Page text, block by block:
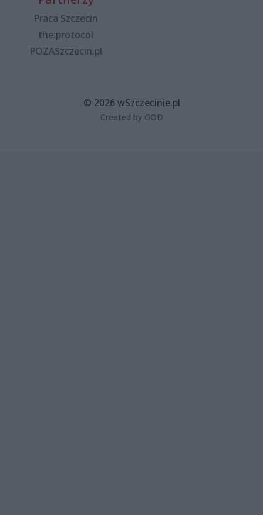
Praca Szczecin
the:protocol
POZASzczecin.pl
© 2026 wSzczecinie.pl
Created by GOD